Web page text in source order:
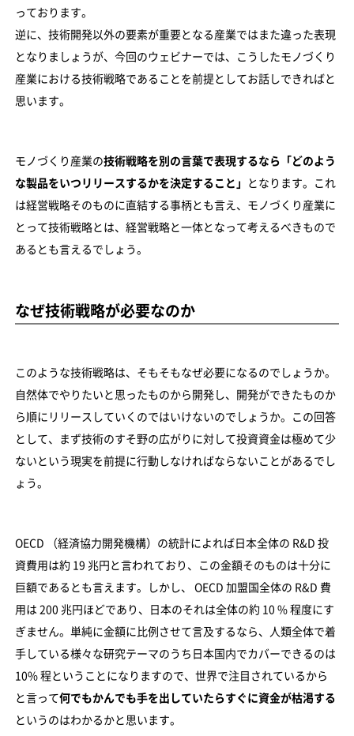
っております。
逆に、技術開発以外の要素が重要となる産業ではまた違った表現
となりましょうが、今回のウェビナーでは、こうしたモノづくり
産業における技術戦略であることを前提としてお話しできればと
思います。
モノづくり産業の技術戦略を別の言葉で表現するなら「どのよう
な製品をいつリリースするかを決定すること」
となります。これ
は経営戦略そのものに直結する事柄とも言え、モノづくり産業に
とって技術戦略とは、経営戦略と一体となって考えるべきもので
あるとも言えるでしょう。
なぜ技術戦略が必要なのか
このような技術戦略は、そもそもなぜ必要になるのでしょうか。
自然体でやりたいと思ったものから開発し、開発ができたものか
ら順にリリースしていくのではいけないのでしょうか。この回答
として、まず技術のすそ野の広がりに対して投資資金は極めて少
ないという現実を前提に行動しなければならないことがあるでし
ょう。
OECD （経済協力開発機構）の統計によれば日本全体の R&D 投
資費用は約 19 兆円と言われており、この金額そのものは十分に
巨額であるとも言えます。しかし、 OECD 加盟国全体の R&D 費
用は 200 兆円ほどであり、日本のそれは全体の約 10 % 程度にす
ぎません。単純に金額に比例させて言及するなら、人類全体で着
手している様々な研究テーマのうち日本国内でカバーできるのは
10% 程ということになりますので、世界で注目されているから
と言って何でもかんでも手を出していたらすぐに資金が枯渇する
というのはわかるかと思います。